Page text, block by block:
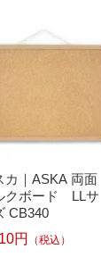
カ｜ASKA 両面
クボード LLサ
CB340
円
（税込）